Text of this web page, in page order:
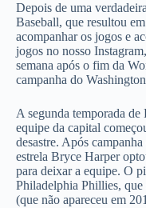
Depois de uma
Baseball, que resultou
acompanhar os jogos e
jogos no nosso
semana após o fim da
campanha do
A segunda temporada
equipe da capital
desastre. Após
estrela Bryce Harper
para deixar a equipe. O
Philadelphia Phillies, que
(que não apareceu em